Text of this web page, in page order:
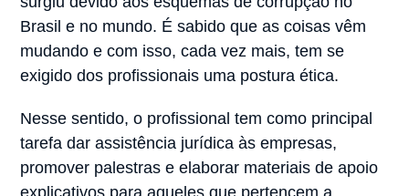
Brasil e no mundo. É sabido que as coisas vêm
mudando e com isso, cada vez mais, tem se
exigido dos profissionais uma postura ética.
Nesse sentido, o profissional tem como principal
tarefa dar assistência jurídica às empresas,
promover palestras e elaborar materiais de apoio